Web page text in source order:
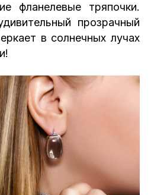
фланелевые тряпочки.
прозрачный
в солнечных лучах